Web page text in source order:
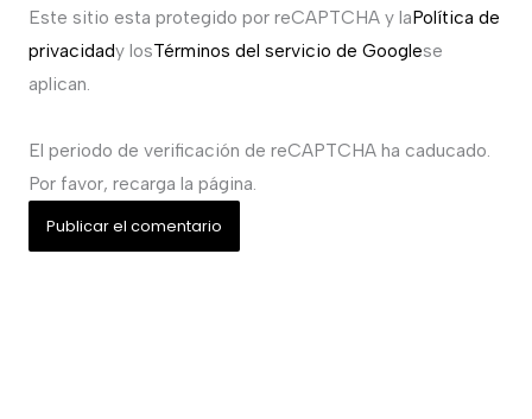
Este sitio esta protegido por reCAPTCHA y laPolítica de
privacidady losTérminos del servicio de Googlese
aplican.
El periodo de verificación de reCAPTCHA ha caducado.
Por favor, recarga la página.